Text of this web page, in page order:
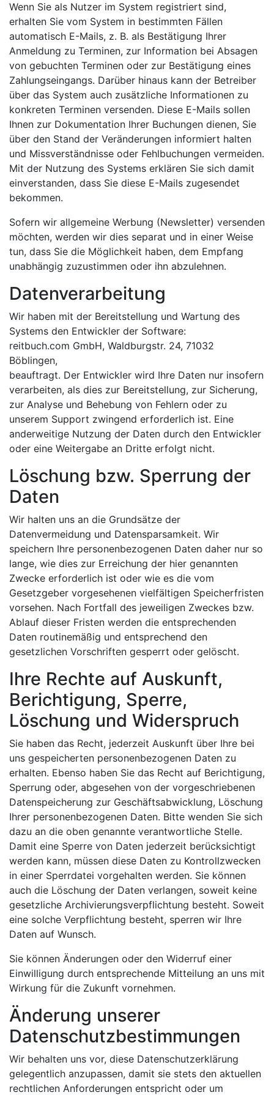
Wenn Sie als Nutzer im System registriert sind,
erhalten Sie vom System in bestimmten Fällen
automatisch E-Mails, z. B. als Bestätigung Ihrer
Anmeldung zu Terminen, zur Information bei Absagen
von gebuchten Terminen oder zur Bestätigung eines
Zahlungseingangs. Darüber hinaus kann der Betreiber
über das System auch zusätzliche Informationen zu
konkreten Terminen versenden. Diese E-Mails sollen
Ihnen zur Dokumentation Ihrer Buchungen dienen, Sie
über den Stand der Veränderungen informiert halten
und Missverständnisse oder Fehlbuchungen vermeiden.
Mit der Nutzung des Systems erklären Sie sich damit
einverstanden, dass Sie diese E-Mails zugesendet
bekommen.
Sofern wir allgemeine Werbung (Newsletter) versenden
möchten, werden wir dies separat und in einer Weise
tun, dass Sie die Möglichkeit haben, dem Empfang
unabhängig zuzustimmen oder ihn abzulehnen.
Datenverarbeitung
Wir haben mit der Bereitstellung und Wartung des
Systems den Entwickler der Software:
reitbuch.com GmbH, Waldburgstr. 24, 71032
Böblingen,
beauftragt. Der Entwickler wird Ihre Daten nur insofern
verarbeiten, als dies zur Bereitstellung, zur Sicherung,
zur Analyse und Behebung von Fehlern oder zu
unserem Support zwingend erforderlich ist. Eine
anderweitige Nutzung der Daten durch den Entwickler
oder eine Weitergabe an Dritte erfolgt nicht.
Löschung bzw. Sperrung der
Daten
Wir halten uns an die Grundsätze der
Datenvermeidung und Datensparsamkeit. Wir
speichern Ihre personenbezogenen Daten daher nur so
lange, wie dies zur Erreichung der hier genannten
Zwecke erforderlich ist oder wie es die vom
Gesetzgeber vorgesehenen vielfältigen Speicherfristen
vorsehen. Nach Fortfall des jeweiligen Zweckes bzw.
Ablauf dieser Fristen werden die entsprechenden
Daten routinemäßig und entsprechend den
gesetzlichen Vorschriften gesperrt oder gelöscht.
Ihre Rechte auf Auskunft,
Berichtigung, Sperre,
Löschung und Widerspruch
Sie haben das Recht, jederzeit Auskunft über Ihre bei
uns gespeicherten personenbezogenen Daten zu
erhalten. Ebenso haben Sie das Recht auf Berichtigung,
Sperrung oder, abgesehen von der vorgeschriebenen
Datenspeicherung zur Geschäftsabwicklung, Löschung
Ihrer personenbezogenen Daten. Bitte wenden Sie sich
dazu an die oben genannte verantwortliche Stelle.
Damit eine Sperre von Daten jederzeit berücksichtigt
werden kann, müssen diese Daten zu Kontrollzwecken
in einer Sperrdatei vorgehalten werden. Sie können
auch die Löschung der Daten verlangen, soweit keine
gesetzliche Archivierungsverpflichtung besteht. Soweit
eine solche Verpflichtung besteht, sperren wir Ihre
Daten auf Wunsch.
Sie können Änderungen oder den Widerruf einer
Einwilligung durch entsprechende Mitteilung an uns mit
Wirkung für die Zukunft vornehmen.
Änderung unserer
Datenschutzbestimmungen
Wir behalten uns vor, diese Datenschutzerklärung
gelegentlich anzupassen, damit sie stets den aktuellen
rechtlichen Anforderungen entspricht oder um